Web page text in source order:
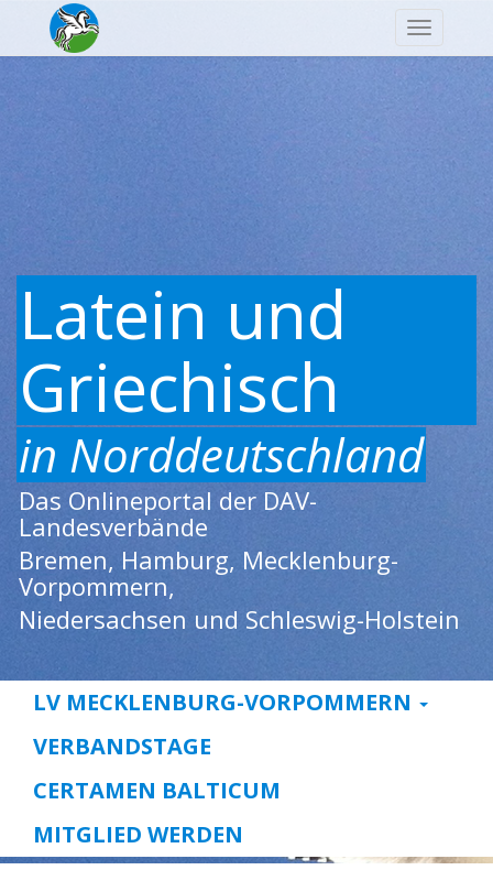
Latein und
Griechisch
in Norddeutschland
Das Onlineportal der DAV-
Landesverbände
Bremen, Hamburg, Mecklenburg-
Vorpommern,
Niedersachsen und Schleswig-Holstein
LV MECKLENBURG-VORPOMMERN
VERBANDSTAGE
CERTAMEN BALTICUM
MITGLIED WERDEN